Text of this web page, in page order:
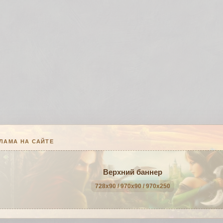
НА САЙТЕ
Верхний баннер
728x90 / 970x90 / 970x250